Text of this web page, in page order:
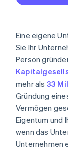
Alles gut
Erwägen Sie,
Lizenzen und
Zahlungen
erwerben
Automatische
Hochwertige
Ein Jahr
50.000 USD
Eine eigene
Sie Ihr
Person
mehr als 33
Gründung
Vermögen
Eigentum und
wenn das
Unternehmen